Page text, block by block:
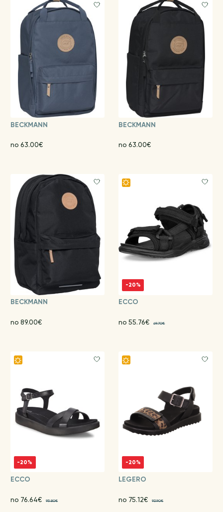
BECKMANN
no 63.00€
BECKMANN
no 63.00€
BECKMANN
no 89.00€
-20%
ECCO
no 55.76€ 69.70€
-20%
ECCO
no 76.64€ 95.80€
-20%
LEGERO
no 75.12€ 93.90€